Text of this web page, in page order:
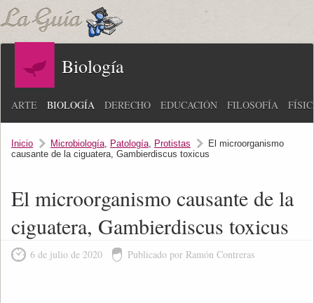
Biología
ARTE BIOLOGÍA DERECHO EDUCACIÓN FILOSOFÍA
Inicio Microbiología, Patología, Protistas
El microorganismo
causante de la ciguatera, Gambierdiscus toxicus
El microorganismo causante de la
ciguatera, Gambierdiscus toxicus
6 de julio de 2020 Publicado por Ramón Contreras